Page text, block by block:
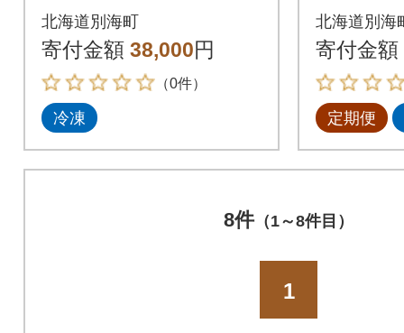
ッキ貝 1kg(24粒前後)
北海道別海町
寄付金額 38,000円
（0件）
冷凍
セット4
くら醤
身・ほ
北海道別海
寄付金額
定期便
8件（1～8件目）
1